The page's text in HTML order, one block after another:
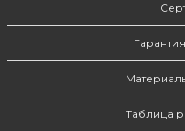
Таблица